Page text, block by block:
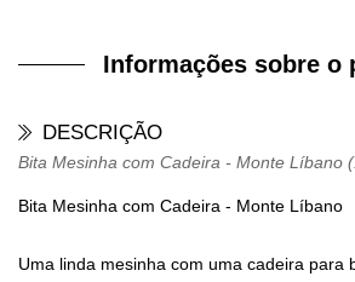
Informações sobre o
DESCRIÇÃO
Bita Mesinha com Cadeira - Monte Líbano
Bita Mesinha com Cadeira - Monte Líbano
Uma linda mesinha com uma cadeira para